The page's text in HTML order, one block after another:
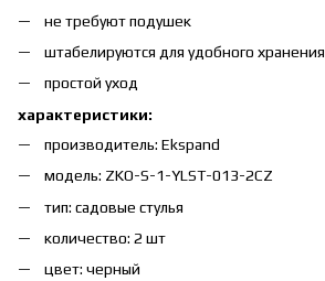
не требуют подушек
штабелируются для удобного хранения
простой уход
характеристики:
производитель: Ekspand
модель: ZKO-S-1-YLST-013-2CZ
тип: садовые стулья
количество: 2 шт
цвет: черный